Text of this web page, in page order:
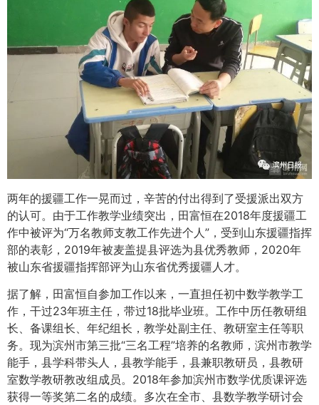
两年的援疆工作一晃而过，辛苦的付出得到了受援派出双方
的认可。由于工作教学业绩突出，田富恒在2018年度援疆工
作中被评为“万名教师支教工作先进个人”，受到山东援疆指挥
部的表彰，2019年被麦盖提县评选为县优秀教师，2020年
被山东省援疆指挥部评为山东省优秀援疆人才。
据了解，田富恒自参加工作以来，一直担任初中数学教学工
作，干过23年班主任，带过18批毕业班。工作中历任教研组
长、备课组长、年纪组长，教学处副主任、教研室主任等职
务。现为滨州市第三批“三名工程”培养的名教师，滨州市教学
能手，县学科带头人，县教学能手，县兼职教研员，县教研
室数学教研教改组成员。2018年参加滨州市数学优质课评选
获得一等奖第二名的成绩。多次在全市、县数学教学研讨会